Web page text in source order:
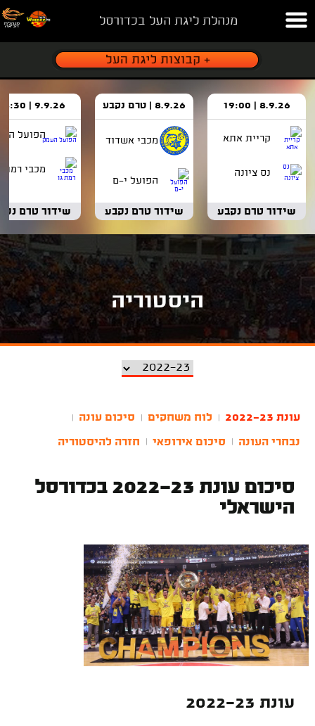
מנהלת ליגת העל בכדורסל
8.9.26 | 19:00
קריית אתא
נס ציונה
שידור טרם נקבע
8.9.26 | טרם נקבע
מכבי אשדוד
הפועל י-ם
שידור טרם נקבע
9.9.26 | 18:30
הפועל
מכבי רמת
שידור טרם
היסטוריה
עונת 2022-23 לוח משחקים סיכום עונה
נבחרי העונה סיכום אירופאי חזרה להיסטוריה
סיכום עונת 2022-23 בכדורסל
הישראלי
עונת 2022-23